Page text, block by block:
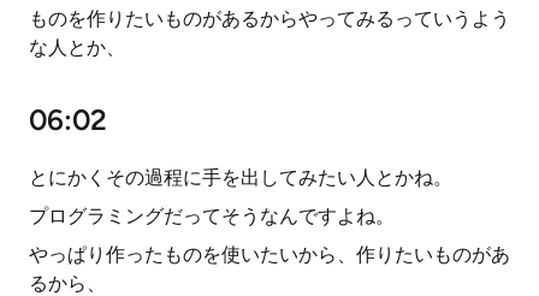
ものを作りたいものがあるからやってみるっていうよう
な人とか、
06:02
とにかくその過程に手を出してみたい人とかね。
プログラミングだってそうなんですよね。
やっぱり作ったものを使いたいから、作りたいものがあ
るから、